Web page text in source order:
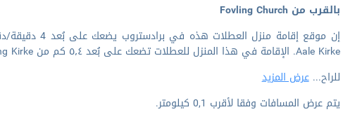
بالقرب من Fovling Church
Aale Kirke. الإقامة في هذا المنزل للعطلات تضعك على بُعد ٥٫٤ كم من Hvirring Kirke و٦٫٩ كم من Braedstrup Kirke.
للراح...عرض المزيد
يتم عرض المسافات وفقا لأقرب 0,1 كيلومتر.